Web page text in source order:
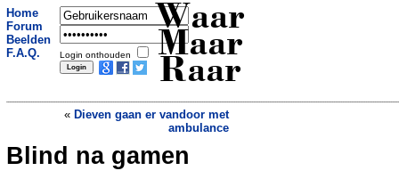
Home
Forum
Beelden
F.A.Q.
Login onthouden
Waar
Maar
Raar
« Dieven gaan er vandoor met
ambulance
Zwanen veroorzaken ongelukken
Blind na gamen